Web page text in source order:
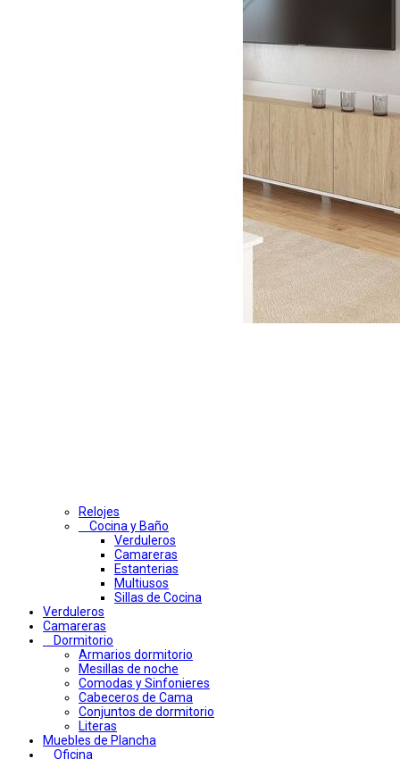
Relojes
Cocina y Baño
Verduleros
Camareras
Estanterias
Multiusos
Sillas de Cocina
Verduleros
Camareras
Dormitorio
Armarios dormitorio
Mesillas de noche
Comodas y Sinfonieres
Cabeceros de Cama
Conjuntos de dormitorio
Literas
Muebles de Plancha
Oficina